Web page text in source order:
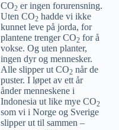
CO2 er ingen forurensning.
Uten CO2 hadde vi ikke
kunnet leve på jorda, for
plantene trenger CO2 for å
vokse. Og uten planter,
ingen dyr og mennesker.
Alle slipper ut CO2 når de
puster. I løpet av ett år
ånder menneskene i
Indonesia ut like mye CO2
som vi i Norge og Sverige
slipper ut til sammen –